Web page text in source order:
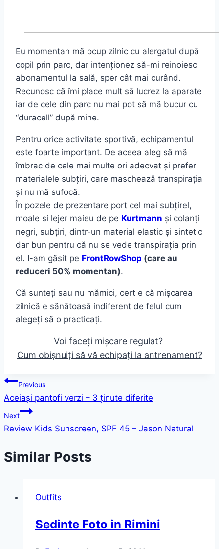
Eu momentan mă ocup zilnic cu alergatul după
copil prin parc, dar intenționez să-mi reinoiesc
abonamentul la sală, sper cât mai curând.
Recunosc că îmi place mult să lucrez la aparate
iar de cele din parc nu mai pot să mă bucur cu
“duracell” după mine.
Pentru orice activitate sportivă, echipamentul
este foarte important. De aceea aleg să mă
îmbrac de cele mai multe ori adecvat și prefer
materialele subțiri, care maschează transpirația
și nu mă sufocă.
În pozele de prezentare port cel mai subțirel,
moale și lejer maieu de pe Kurtmann și colanți
negri, subțiri, dintr-un material elastic și sintetic
dar bun pentru că nu se vede transpirația prin
el. I-am găsit pe FrontRowShop (care au
reduceri 50% momentan).
Că sunteți sau nu mămici, cert e că mișcarea
zilnică e sănătoasă indiferent de felul cum
alegeți să o practicați.
Voi faceți mișcare regulat?
Cum obișnuiți să vă echipați la antrenament?
Post
navigation
Previous
Aceiași pantofi verzi – 3 ținute diferite
Next
Review Kids Sunscreen, SPF 45 – Jason Natural
Similar Posts
Outfits
Sedinte Foto in Rimini